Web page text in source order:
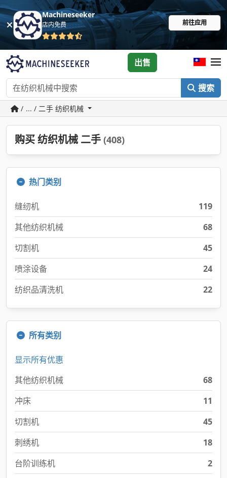
Machineseeker
店内免费 前往应用
搜索
出售
/ ... / 二手 纺织机械
购买 纺织机械 二手 (408)
热门类别
缝纫机
119
其他纺织机械
68
切割机
45
喷涂设备
24
纺织品清洗机
22
所有类别
显示所有优惠
其他纺织机械
68
冲床
11
切割机
45
刺绣机
18
台阶训练机
2